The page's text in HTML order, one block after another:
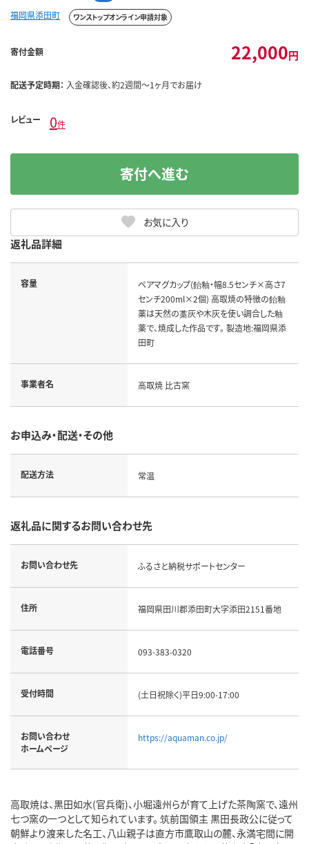
福岡県添田町 ワンストップオンライン申請対象
寄付金額 22,000円
配送予定時期： 入金確認後、約2週間～1ヶ月でお届け
レビュー 0件
お気に入り
寄付へ進む
返礼品詳細
容量
ペアマグカップ(飴釉・幅8.5センチ×高さ7
センチ200ml×2個) 高取焼の特徴の飴釉
薬は天然の藁灰や木灰を使い調合した釉
薬で、焼成した作品です。 製造地:福岡県添
田町
事業者名 高取焼 比古窯
お申込み・配送・その他
配送方法 常温
返礼品に関するお問い合わせ先
お問い合わせ先 ふるさと納税サポートセンター
住所 福岡県田川郡添田町大字添田2151番地
電話番号 093-383-0320
受付時間 (土日祝除く)平日9:00-17:00
お問い合わせ
ホームページ
https://aquaman.co.jp/
高取焼は、黒田如水(官兵衛)、小堀遠州らが育て上げた茶陶窯で、遠州
七つ窯の一つとして知られています。 筑前国領主 黒田長政公に従って
朝鮮より渡来した名工、八山親子は直方市鷹取山の麓、永満宅間に開